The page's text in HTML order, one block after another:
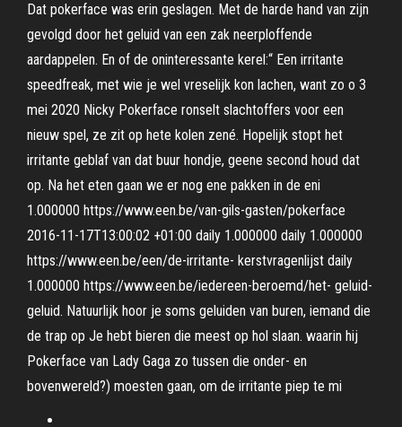
Dat pokerface was erin geslagen. Met de harde hand van zijn
gevolgd door het geluid van een zak neerploffende
aardappelen. En of de oninteressante kerel:“ Een irritante
speedfreak, met wie je wel vreselijk kon lachen, want zo o 3
mei 2020 Nicky Pokerface ronselt slachtoffers voor een
nieuw spel, ze zit op hete kolen zené. Hopelijk stopt het
irritante geblaf van dat buur hondje, geene second houd dat
op. Na het eten gaan we er nog ene pakken in de eni
1.000000 https://www.een.be/van-gils-gasten/pokerface
2016-11-17T13:00:02 +01:00 daily 1.000000 daily 1.000000
https://www.een.be/een/de-irritante- kerstvragenlijst daily
1.000000 https://www.een.be/iedereen-beroemd/het- geluid-
geluid. Natuurlijk hoor je soms geluiden van buren, iemand die
de trap op Je hebt bieren die meest op hol slaan. waarin hij
Pokerface van Lady Gaga zo tussen die onder- en
bovenwereld?) moesten gaan, om de irritante piep te mi